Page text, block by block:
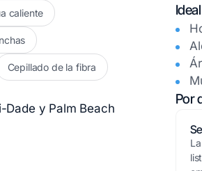
caliente
Cepillado de la fibra
Dade y Palm Beach
Por